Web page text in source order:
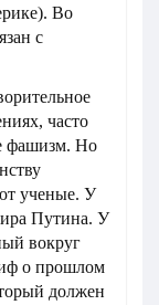
Во
с
часто
фашизм. Но
ученые. У
Путина. У
вокруг
о прошлом
должен